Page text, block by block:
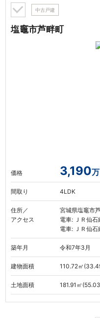
中古戸建
塩竈市芦畔町
価格 3,190
間取り 4LDK
住所／
アクセス
宮城県塩竈市
電車: ＪＲ仙
電車: ＪＲ仙
築年月 令和7年3月
建物面積 110.72㎡
土地面積 181.91㎡